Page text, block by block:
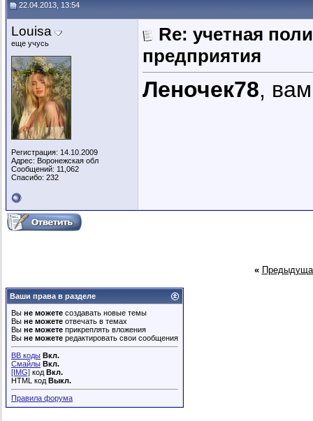
22.04.2013, 13:54
Louisa
еще учусь
Регистрация: 14.10.2009
Адрес: Воронежская обл
Сообщений: 11,062
Спасибо: 232
Re: учетная
предприятия
Леночек78,
«
Ваши права в разделе
Вы не можете создавать новые темы
Вы не можете отвечать в темах
Вы не можете прикреплять вложения
Вы не можете редактировать свои сообщения
BB коды Вкл.
Смайлы Вкл.
[IMG] код Вкл.
HTML код Выкл.
Правила форума